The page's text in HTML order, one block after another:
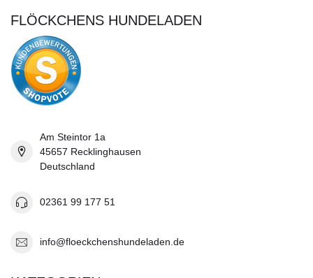
FLÖCKCHENS HUNDELADEN
Am Steintor 1a
45657 Recklinghausen
Deutschland
02361 99 177 51
info@floeckchenshundeladen.de